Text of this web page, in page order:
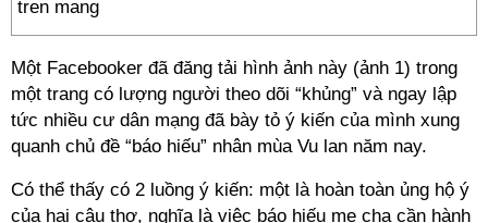
Một Facebooker đã đăng tải hình ảnh này (ảnh 1) trong
một trang có lượng người theo dõi “khủng” và ngay lập
tức nhiều cư dân mạng đã bày tỏ ý kiến của mình xung
quanh chủ đề “báo hiếu” nhân mùa Vu lan năm nay.
Có thể thấy có 2 luồng ý kiến: một là hoàn toàn ủng hộ ý
của hai câu thơ, nghĩa là việc báo hiếu mẹ cha cần hành